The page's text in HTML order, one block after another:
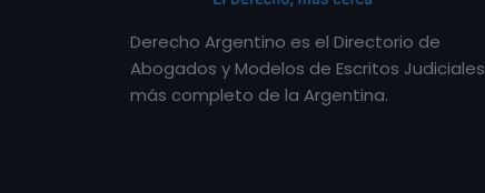
Derecho Argentino es el Directorio de
Abogados y Modelos de Escritos Judiciales
más completo de la Argentina.